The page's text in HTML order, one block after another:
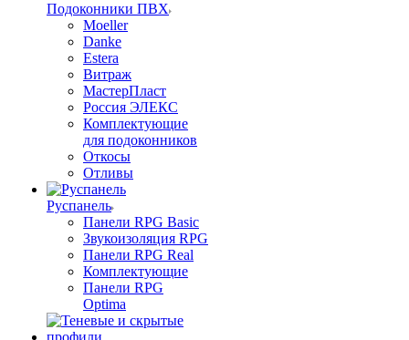
Подоконники ПВХ
Moeller
Danke
Estera
Витраж
МастерПласт
Россия ЭЛЕКС
Комплектующие
для подоконников
Откосы
Отливы
Руспанель
Панели RPG Basic
Звукоизоляция RPG
Панели RPG Real
Комплектующие
Панели RPG
Optima